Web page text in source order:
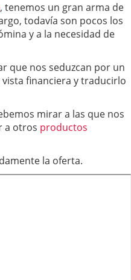
, tenemos un gran arma de
todavía son pocos los
y a la necesidad de
que nos seduzcan por un
financiera y traducirlo
mirar a las que nos
a otros productos
la oferta.